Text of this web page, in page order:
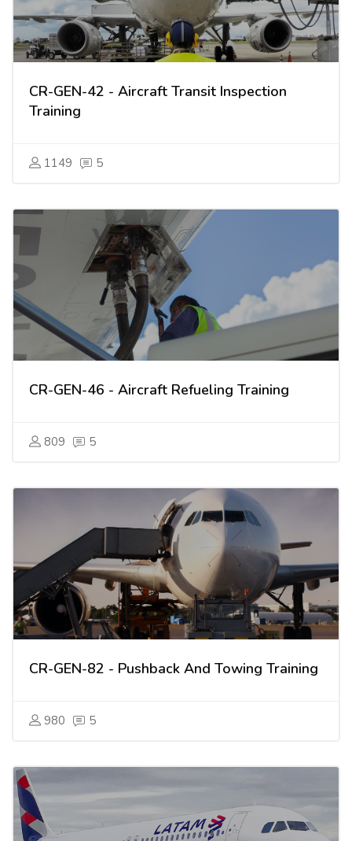
CR-GEN-42 - Aircraft Transit Inspection
Training
1149 5
CR-GEN-46 - Aircraft Refueling Training
809 5
CR-GEN-82 - Pushback And Towing Training
980 5